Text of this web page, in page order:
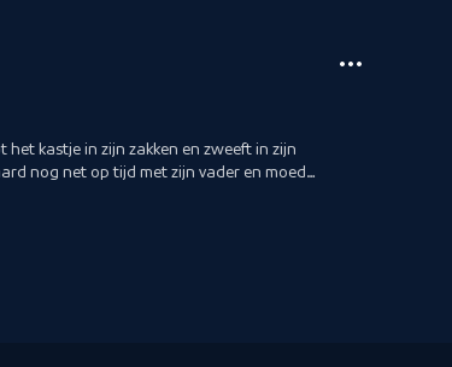
kastje in zijn zakken en zweeft in zijn
nog net op tijd met zijn vader en moeder